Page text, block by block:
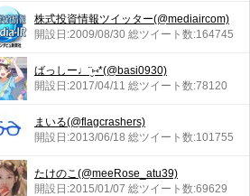
株式投資情報ツイッター(@mediaircom)
開設日:2009/08/30 総ツイート数:164745
ばっしー♩¨̮⑅*(@basi0930)
開設日:2017/04/11 総ツイート数:78120
まいる(@flagcrashers)
開設日:2013/06/18 総ツイート数:101755
たけのこ(@meeRose_atu39)
開設日:2015/01/07 総ツイート数:69629